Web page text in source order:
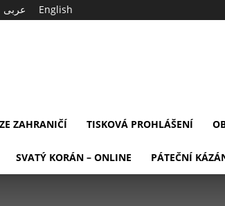
عربى English
ZAHRANIČÍ TISKOVÁ PROHLÁŠENÍ
SVATÝ KORÁN – ONLINE PÁTEČNÍ